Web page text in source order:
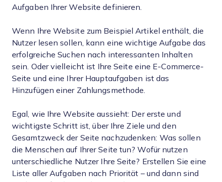
Aufgaben Ihrer Website definieren.
Wenn Ihre Website zum Beispiel Artikel enthält, die
Nutzer lesen sollen, kann eine wichtige Aufgabe das
erfolgreiche Suchen nach interessanten Inhalten
sein. Oder vielleicht ist Ihre Seite eine E-Commerce-
Seite und eine Ihrer Hauptaufgaben ist das
Hinzufügen einer Zahlungsmethode.
Egal, wie Ihre Website aussieht: Der erste und
wichtigste Schritt ist, über Ihre Ziele und den
Gesamtzweck der Seite nachzudenken: Was sollen
die Menschen auf Ihrer Seite tun? Wofür nutzen
unterschiedliche Nutzer Ihre Seite? Erstellen Sie eine
Liste aller Aufgaben nach Priorität – und dann sind